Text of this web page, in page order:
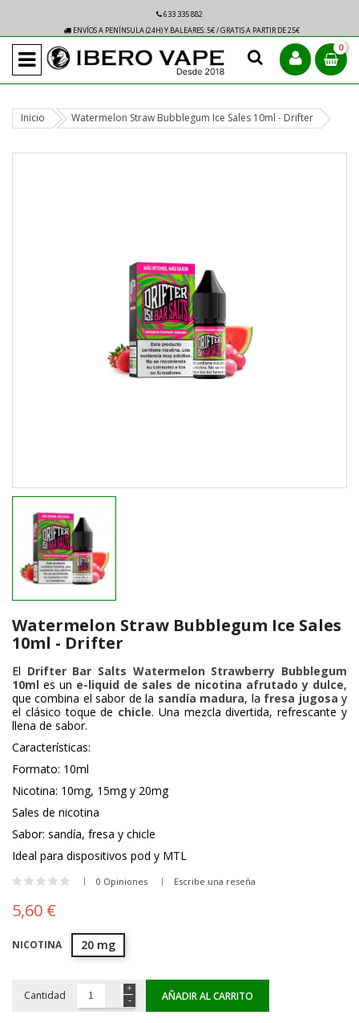
633 335 882
ENVÍOS A PENÍNSULA (24H) Y BALEARES: 5€ / GRATIS A PARTIR DE 25€
0
Inicio Watermelon Straw Bubblegum Ice Sales 10ml - Drifter
Watermelon Straw Bubblegum Ice Sales
10ml - Drifter
El Drifter Bar Salts Watermelon Strawberry Bubblegum
10ml es un e-liquid de sales de nicotina afrutado y dulce,
que combina el sabor de la sandía madura, la fresa jugosa y
el clásico toque de chicle. Una mezcla divertida, refrescante y
llena de sabor.
Características:
Formato: 10ml
Nicotina: 10mg, 15mg y 20mg
Sales de nicotina
Sabor: sandía, fresa y chicle
Ideal para dispositivos pod y MTL
0 Opiniones Escribe una reseña
5,60 €
NICOTINA 20 mg
Cantidad AÑADIR AL CARRITO